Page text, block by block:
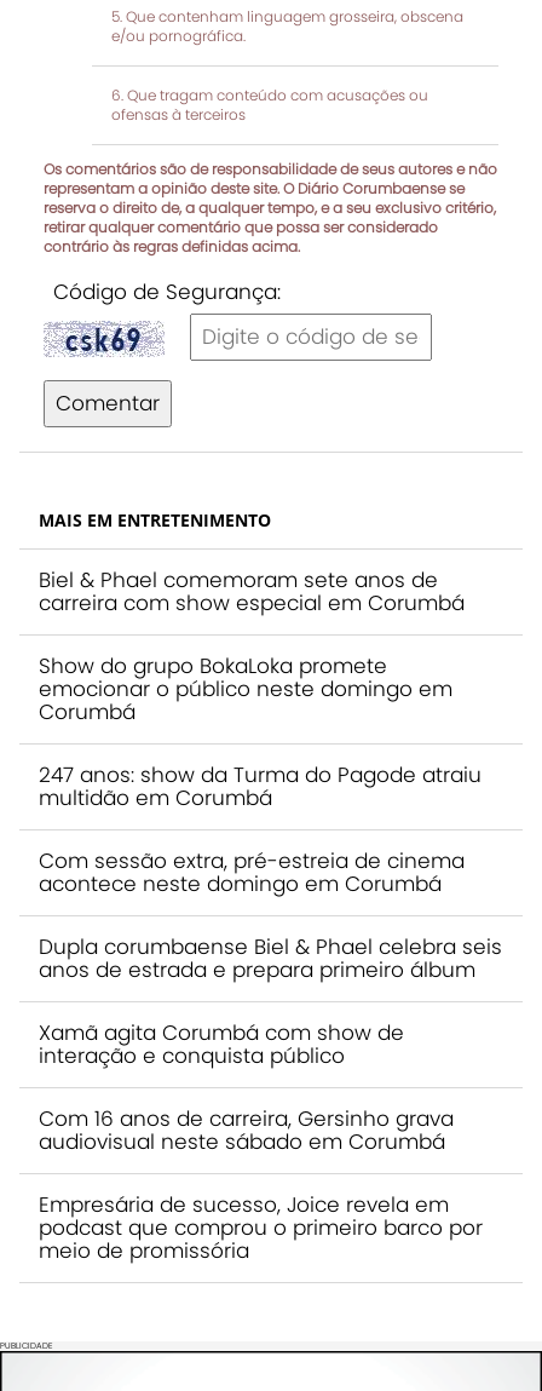
Que contenham linguagem grosseira, obscena
e/ou pornográfica.
Que tragam conteúdo com acusações ou
ofensas à terceiros
Os comentários são de responsabilidade de seus autores e não
representam a opinião deste site. O Diário Corumbaense se
reserva o direito de, a qualquer tempo, e a seu exclusivo critério,
retirar qualquer comentário que possa ser considerado
contrário às regras definidas acima.
Código de Segurança:
Comentar
MAIS EM ENTRETENIMENTO
Biel & Phael comemoram sete anos de
carreira com show especial em Corumbá
Show do grupo BokaLoka promete
emocionar o público neste domingo em
Corumbá
247 anos: show da Turma do Pagode atraiu
multidão em Corumbá
Com sessão extra, pré-estreia de cinema
acontece neste domingo em Corumbá
Dupla corumbaense Biel & Phael celebra seis
anos de estrada e prepara primeiro álbum
Xamã agita Corumbá com show de
interação e conquista público
Com 16 anos de carreira, Gersinho grava
audiovisual neste sábado em Corumbá
Empresária de sucesso, Joice revela em
podcast que comprou o primeiro barco por
meio de promissória
PUBLICIDADE